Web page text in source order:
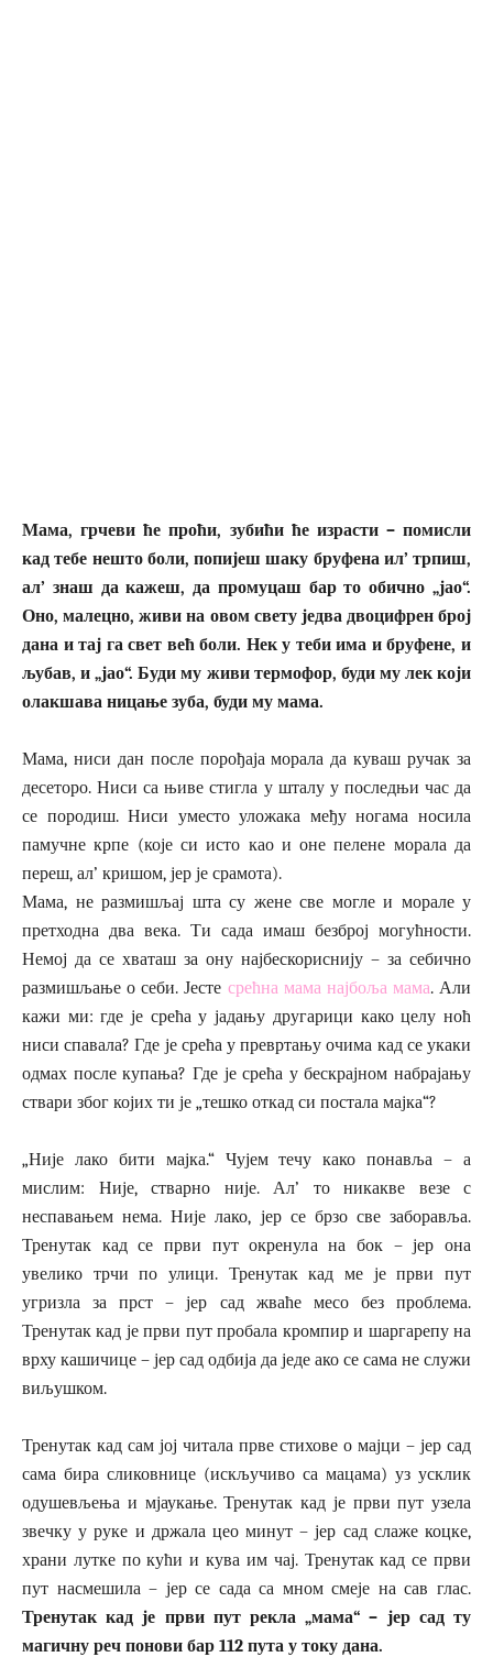
Мама, грчеви ће проћи, зубићи ће израсти – помисли
кад тебе нешто боли, попијеш шаку бруфена ил’ трпиш,
ал’ знаш да кажеш, да промуцаш бар то обично „јао“.
Оно, малецно, живи на овом свету једва двоцифрен број
дана и тај га свет већ боли. Нек у теби има и бруфене, и
љубав, и „јао“. Буди му живи термофор, буди му лек који
олакшава ницање зуба, буди му мама.
Мама, ниси дан после порођаја морала да куваш ручак за
десеторо. Ниси са њиве стигла у шталу у последњи час да
се породиш. Ниси уместо уложака међу ногама носила
памучне крпе (које си исто као и оне пелене морала да
переш, ал’ кришом, јер је срамота).
Мама, не размишљај шта су жене све могле и морале у
претходна два века. Ти сада имаш безброј могућности.
Немој да се хваташ за ону најбескориснију – за себично
размишљање о себи. Јесте срећна мама најбоља мама. Али
кажи ми: где је срећа у јадању другарици како целу ноћ
ниси спавала? Где је срећа у превртању очима кад се укаки
одмах после купања? Где је срећа у бескрајном набрајању
ствари због којих ти је „тешко откад си постала мајка“?
„Није лако бити мајка.“ Чујем течу како понавља – а
мислим: Није, стварно није. Ал’ то никакве везе с
неспавањем нема. Није лако, јер се брзо све заборавља.
Тренутак кад се први пут окренула на бок – јер она
увелико трчи по улици. Тренутак кад ме је први пут
угризла за прст – јер сад жваће месо без проблема.
Тренутак кад је први пут пробала кромпир и шаргарепу на
врху кашичице – јер сад одбија да једе ако се сама не служи
виљушком.
Тренутак кад сам јој читала прве стихове о мајци – јер сад
сама бира сликовнице (искључиво са мацама) уз усклик
одушевљења и мјаукање. Тренутак кад је први пут узела
звечку у руке и држала цео минут – јер сад слаже коцке,
храни лутке по кући и кува им чај. Тренутак кад се први
пут насмешила – јер се сада са мном смеје на сав глас.
Тренутак кад је први пут рекла „мама“ – јер сад ту
магичну реч понови бар 112 пута у току дана.